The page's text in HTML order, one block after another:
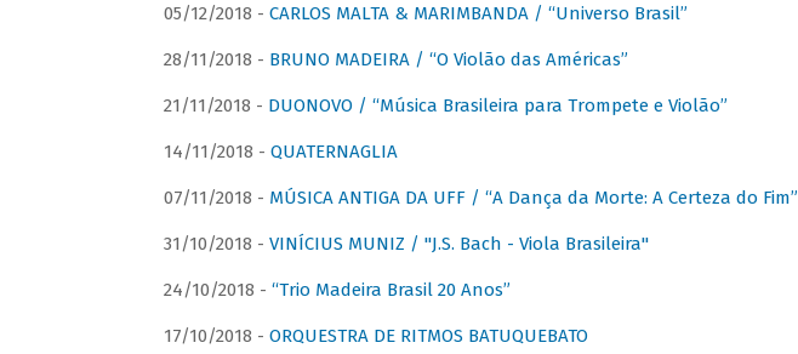
05/12/2018 - CARLOS MALTA & MARIMBANDA / “Universo Brasil”
28/11/2018 - BRUNO MADEIRA / “O Violão das Américas”
21/11/2018 - DUONOVO / “Música Brasileira para Trompete e Violão”
14/11/2018 - QUATERNAGLIA
07/11/2018 - MÚSICA ANTIGA DA UFF / “A Dança da Morte: A Certeza do Fim”
31/10/2018 - VINÍCIUS MUNIZ / "J.S. Bach - Viola Brasileira"
24/10/2018 - “Trio Madeira Brasil 20 Anos”
17/10/2018 - ORQUESTRA DE RITMOS BATUQUEBATO